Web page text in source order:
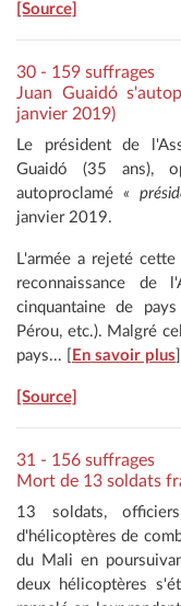
[Source]
30 - 159 suffrages
Juan Guaidó
janvier 2019)
Le président de
Guaidó (35 ans),
autoproclamé«
janvier 2019.
L'armée a rejeté
reconnaissance de
cinquantaine de
Pérou, etc.). Malgré
pays... [
En savoir plus
[Source]
31 - 156 suffrages
Mort de 13 soldats
13 soldats,
d'hélicoptères de
du Mali en
deux hélicoptères